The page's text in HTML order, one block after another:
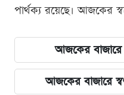
পার্থক্য রয়েছে। আজকের
আজকের বাজারে
আজকের বাজারে